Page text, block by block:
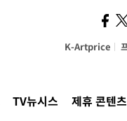
K-Artprice
TV뉴시스 제휴 콘텐츠